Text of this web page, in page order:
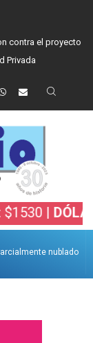
contra el proyecto
Privada
|DÓLAR
nublado